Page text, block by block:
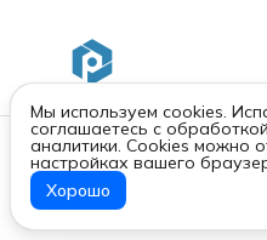
Контакты
Адрес
г. Санкт-Петербург,
Телефон
8 (800) 550-77-89
Режим работы
ООО «ПРОМЫШЛЕННЫЙ
Мы используем cookies.
соглашаетесь с
аналитики. Cookies можно
настройках вашего
Хорошо